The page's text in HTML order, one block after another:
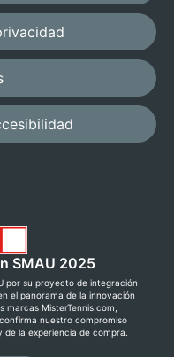
SMAU 2025
por su proyecto de integración
el panorama de la innovación
marcas MisterTennis.com,
nuestro compromiso
la experiencia de compra.